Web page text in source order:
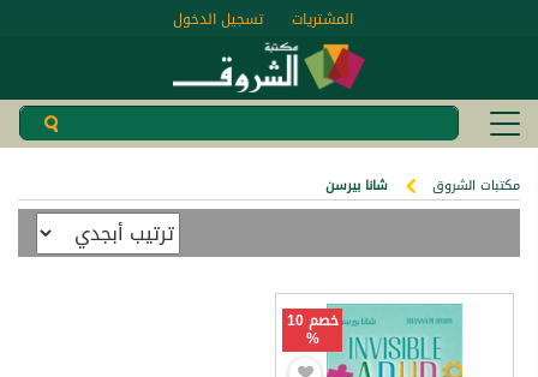
تسجيل الدخول المشتريات
مكتبات الشروق شانا بيرسن
خصم 10
%